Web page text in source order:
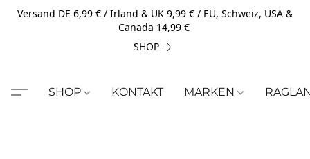
Versand DE 6,99 € / Irland & UK 9,99 € / EU, Schweiz, USA &
Canada 14,99 €
SHOP
SHOP KONTAKT MARKEN